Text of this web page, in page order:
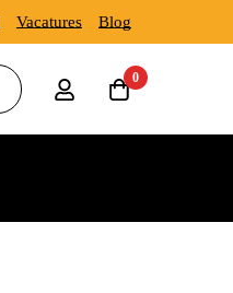
Vacatures Blog
0